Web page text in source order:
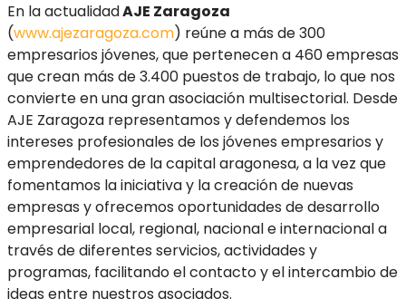
En la actualidadAJE Zaragoza
(www.ajezaragoza.com) reúne a más de 300
empresarios jóvenes, que pertenecen a 460 empresas
que crean más de 3.400 puestos de trabajo, lo que nos
convierte en una gran asociación multisectorial. Desde
AJE Zaragoza representamos y defendemos los
intereses profesionales de los jóvenes empresarios y
emprendedores de la capital aragonesa, a la vez que
fomentamos la iniciativa y la creación de nuevas
empresas y ofrecemos oportunidades de desarrollo
empresarial local, regional, nacional e internacional a
través de diferentes servicios, actividades y
programas, facilitando el contacto y el intercambio de
ideas entre nuestros asociados.